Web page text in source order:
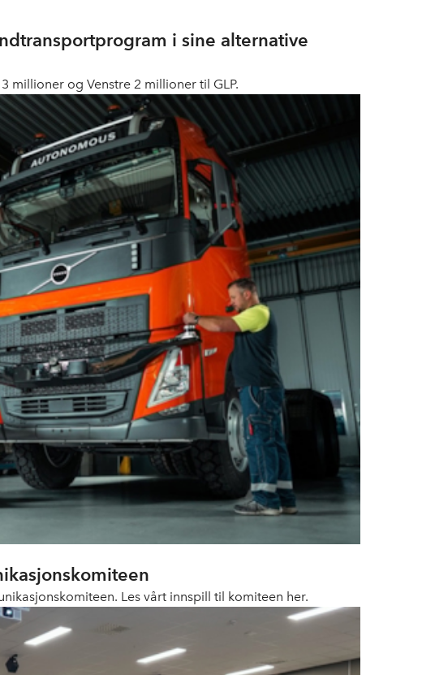
i sine alternative
millioner og Venstre 2 millioner til GLP.
Les vårt innspill til komiteen her.